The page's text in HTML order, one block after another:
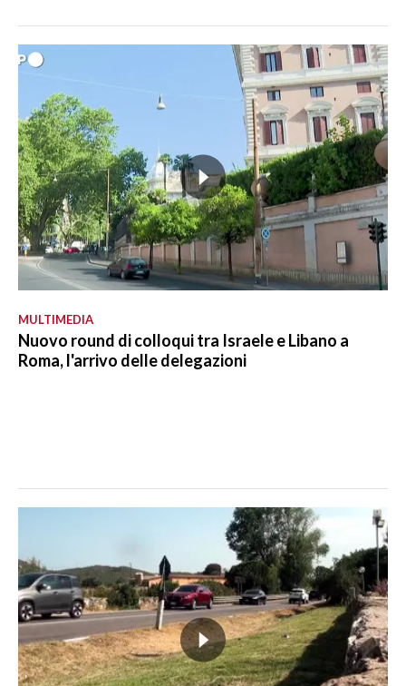
MULTIMEDIA
Nuovo round di colloqui tra Israele e Libano a
Roma, l'arrivo delle delegazioni